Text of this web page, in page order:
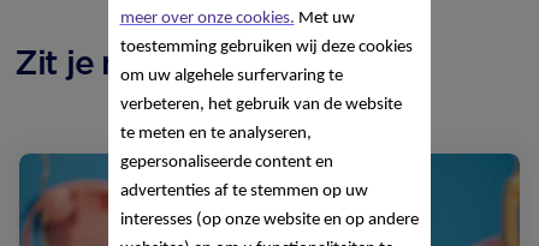
Zit je metVRAGEN?
meer over onze cookies. Met uw
toestemming gebruiken wij deze cookies
om uw algehele surfervaring te
verbeteren, het gebruik van de website
te meten en te analyseren,
gepersonaliseerde content en
advertenties af te stemmen op uw
interesses (op onze website en op andere